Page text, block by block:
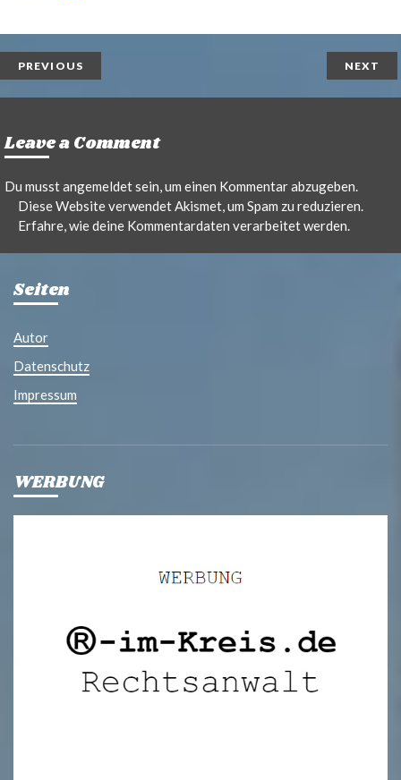
n
i
PREVIOUS NEXT
Leave a Comment
Du musstangemeldetsein, um einen Kommentar abzugeben.
Diese Website verwendet Akismet, um Spam zu reduzieren.
Erfahre, wie deine Kommentardaten verarbeitet werden.
Seiten
Autor
Datenschutz
Impressum
WERBUNG